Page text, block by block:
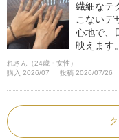
繊細なテ
こないデ
心地で、
映えます
ンで、お
れさん（24歳・女性）
購入 2026/07
投稿 2026/07/26